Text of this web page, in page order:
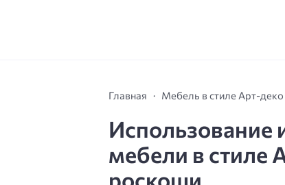
Главная Мебель в стиле Арт-деко
Использование
мебели в стиле
роскоши